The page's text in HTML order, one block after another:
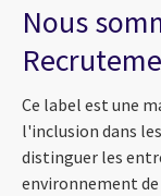
Nous
Ce label est une
l'inclusion dans
distinguer les
environnement